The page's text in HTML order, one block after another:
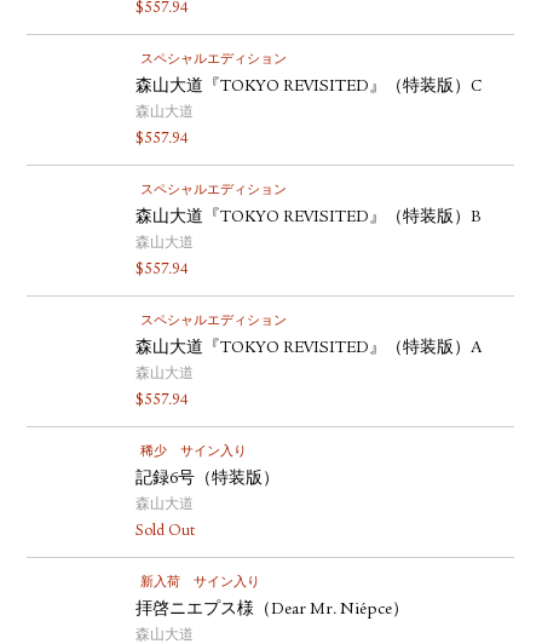
$557.94
スペシャルエディション
森山大道『TOKYO REVISITED』（特装版）C
森山大道
$557.94
スペシャルエディション
森山大道『TOKYO REVISITED』（特装版）B
森山大道
$557.94
スペシャルエディション
森山大道『TOKYO REVISITED』（特装版）A
森山大道
$557.94
稀少 サイン入り
記録6号（特装版）
森山大道
Sold Out
新入荷 サイン入り
拝啓ニエプス様（Dear Mr. Niépce）
森山大道